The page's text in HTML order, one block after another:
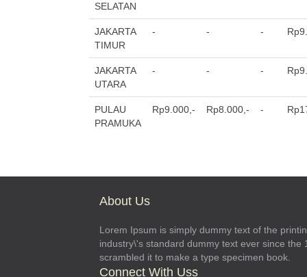
SELATAN
JAKARTA
TIMUR
- - -
JAKARTA
UTARA
- - -
PULAU
PRAMUKA
Rp9.000,- Rp8.000,- -
About Us
Lorem Ipsum is simply dummy text of the
industry\'s standard dummy text ever since
scrambled it to make a type specimen book.
Connect With Uss